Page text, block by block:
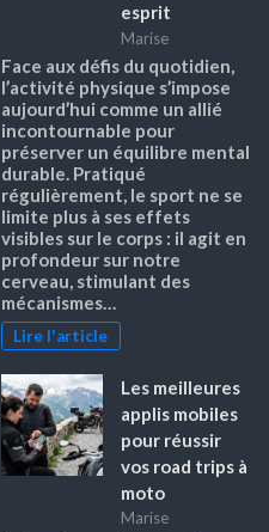
esprit
Marise
Face aux défis du quotidien,
l’activité physique s’impose
aujourd’hui comme un allié
incontournable pour
préserver un équilibre mental
durable. Pratiqué
régulièrement, le sport ne se
limite plus à ses effets
visibles sur le corps : il agit en
profondeur sur notre
cerveau, stimulant des
mécanismes…
Lire l'article
Les meilleures
applis mobiles
pour réussir
vos road trips à
moto
Marise